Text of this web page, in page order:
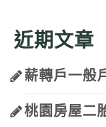
近期文章
薪轉戶一般
桃園房屋二